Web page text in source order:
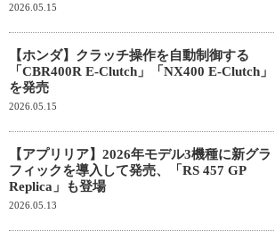
2026.05.15
【ホンダ】クラッチ操作を自動制御する
「CBR400R E-Clutch」「NX400 E-Clutch」
を発売
2026.05.15
【アプリリア】2026年モデル3機種に新グラ
フィックを導入して発売、「RS 457 GP
Replica」も登場
2026.05.13